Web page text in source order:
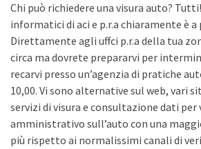
Chi può richiedere una visura auto?
informatici di aci e p.r.a chiaramente è
Direttamente agli uffci p.r.a della tua
circa ma dovrete prepararvi per
recarvi presso un’agenzia di pratiche
10,00. Vi sono alternative sul web, vari
servizi di visura e consultazione dati
amministrativo sull’auto con una
più rispetto ai normalissimi canali di